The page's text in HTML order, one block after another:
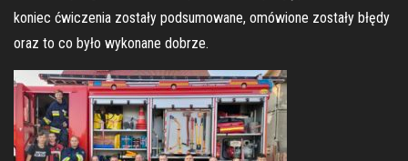
koniec ćwiczenia zostały podsumowane, omówione zostały błędy
oraz to co było wykonane dobrze.